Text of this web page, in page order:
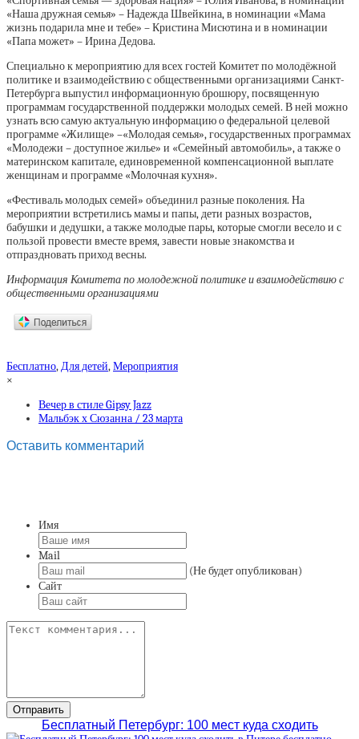
«Наша дружная семья» – Надежда Швейкина, в номинации «Мама
жизнь подарила мне и тебе» – Кристина Мисютина и в номинации
«Папа может» – Ирина Дедова.
Специально к мероприятию для всех гостей Комитет по молодёжной
политике и взаимодействию с общественными организациями Санкт-
Петербурга выпустил информационную брошюру, посвященную
программам государственной поддержки молодых семей. В ней можно
узнать всю самую актуальную информацию о федеральной целевой
программе «Жилище» –«Молодая семья», государственных программах
«Молодежи – доступное жилье» и «Семейный автомобиль», а также о
материнском капитале, единовременной компенсационной выплате
женщинам и программе «Молочная кухня».
«Фестиваль молодых семей» объединил разные поколения. На
мероприятии встретились мамы и папы, дети разных возрастов,
бабушки и дедушки, а также молодые пары, которые смогли весело и с
пользой провести вместе время, завести новые знакомства и
отпраздновать приход весны.
Информация Комитета по молодежной политике и взаимодействию с
общественными организациями
Бесплатно,Для детей,Мероприятия
×
Вечер в стиле Gipsy Jazz
Мальбэк х Сюзанна / 23 марта
Оставить комментарий
Имя
Mail
(Не будет опубликован)
Сайт
Бесплатный Петербург: 100 мест куда сходить